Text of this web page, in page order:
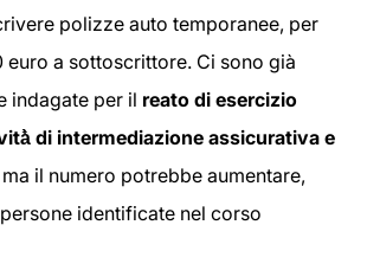
polizze auto temporanee, per
euro a sottoscrittore. Ci sono già
indagate per il reato di esercizio
di intermediazione assicurativa e
ma il numero potrebbe aumentare,
identificate nel corso